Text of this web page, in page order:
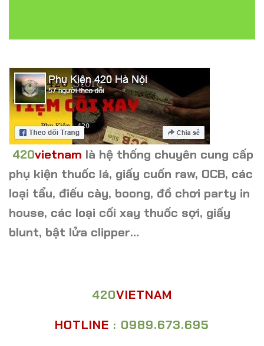
420vietnam là hệ thống chuyên cung cấp
phụ kiện thuốc lá, giấy cuốn raw, OCB, các
loại tẩu, điếu cày, boong, đồ chơi party in
house, các loại cối xay thuốc sợi, giấy
blunt, bật lửa clipper…
420VIETNAM
HOTLINE : 0989.673.695